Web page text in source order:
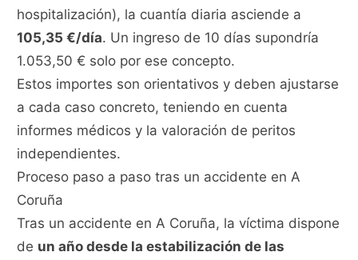
hospitalización), la cuantía diaria asciende a
105,35 €/día. Un ingreso de 10 días supondría
1.053,50 € solo por ese concepto.
Estos importes son orientativos y deben ajustarse
a cada caso concreto, teniendo en cuenta
informes médicos y la valoración de peritos
independientes.
Proceso paso a paso tras un accidente en A
Coruña
Tras un accidente en A Coruña, la víctima dispone
de un año desde la estabilización de las